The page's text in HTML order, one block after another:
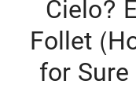
Cielo?
Follet
for Sure